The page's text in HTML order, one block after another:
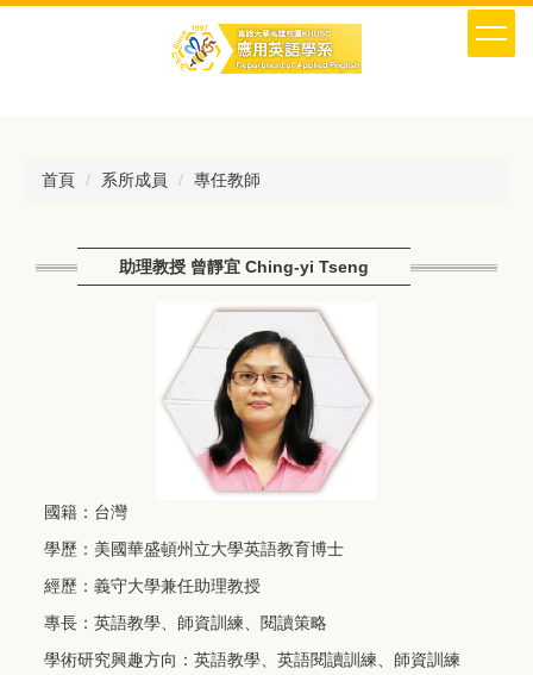
首頁 系所成員 專任教師
助理教授 曾靜宜 Ching-yi Tseng
國籍：台灣
學歷：美國華盛頓州立大學英語教育博士
經歷：義守大學兼任助理教授
專長：英語教學、師資訓練、閱讀策略
學術研究興趣方向：英語教學、英語閱讀訓練、師資訓練